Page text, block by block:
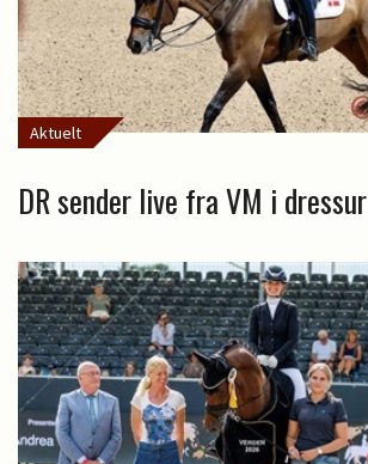
Aktuelt
DR sender live fra VM i dressur